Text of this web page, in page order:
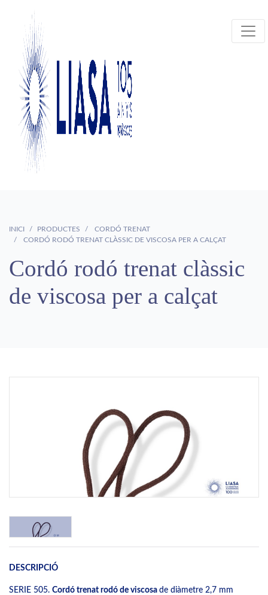
INICI PRODUCTES
CORDÓ TRENAT
CORDÓ RODÓ TRENAT CLÀSSIC DE VISCOSA PER A CALÇAT
Cordó rodó trenat clàssic
de viscosa per a calçat
DESCRIPCIÓ
SERIE 505. Cordó trenat rodó de viscosa de diàmetre 2,7 mm